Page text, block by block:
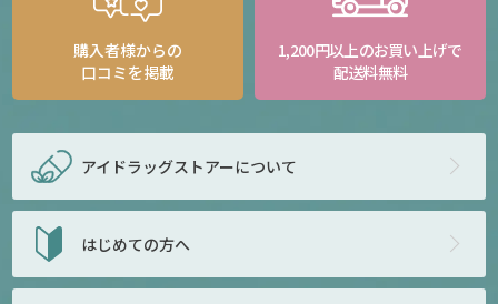
購入者様からの
口コミを掲載
1,200円以上のお買い上げで
配送料無料
アイドラッグストアーについて
はじめての方へ